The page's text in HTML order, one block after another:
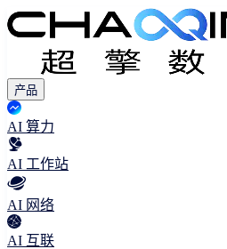
产品
AI 算力
AI 工作站
AI 网络
AI 互联